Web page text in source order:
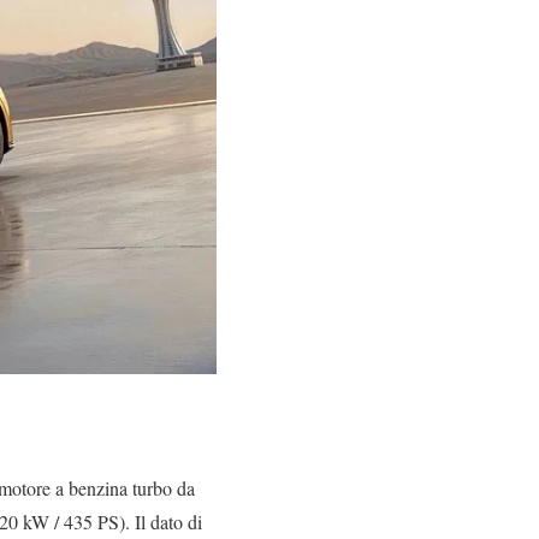
a benzina turbo da
kW / 435 PS). Il dato di